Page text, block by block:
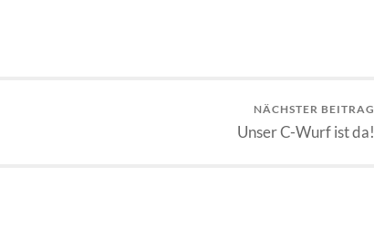
NÄCHSTER BEITRAG
Unser C-Wurf ist da!